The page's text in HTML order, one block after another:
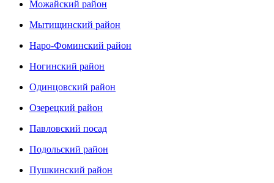
Можайский район
Мытищинский район
Наро-Фоминский район
Ногинский район
Одинцовский район
Озерецкий район
Павловский посад
Подольский район
Пушкинский район